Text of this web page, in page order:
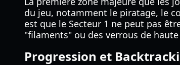
du jeu, notamment le piratage, le
est que le Secteur 1 ne peut pas
"filaments" ou des verrous de
Progression et